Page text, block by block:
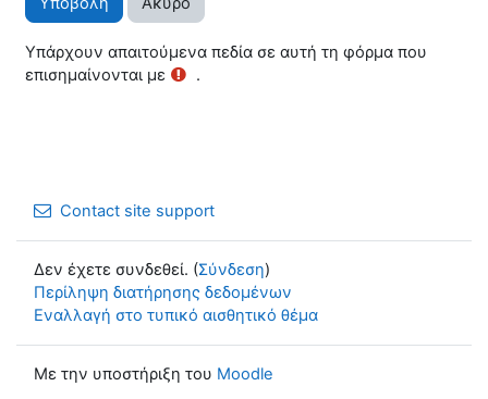
Υπάρχουν απαιτούμενα πεδία σε αυτή τη φόρμα που
επισημαίνονται με
.
Contact site support
Δεν έχετε συνδεθεί. (Σύνδεση)
Περίληψη διατήρησης δεδομένων
Εναλλαγή στο τυπικό αισθητικό θέμα
Με την υποστήριξη του Moodle